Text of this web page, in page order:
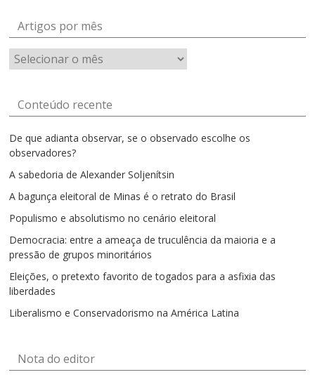
Artigos por mês
Artigos
por
Conteúdo recente
De que adianta observar, se o observado escolhe os
observadores?
A sabedoria de Alexander Soljenítsin
A bagunça eleitoral de Minas é o retrato do Brasil
Populismo e absolutismo no cenário eleitoral
Democracia: entre a ameaça de truculência da maioria e a
pressão de grupos minoritários
Eleições, o pretexto favorito de togados para a asfixia das
liberdades
Liberalismo e Conservadorismo na América Latina
Nota do editor